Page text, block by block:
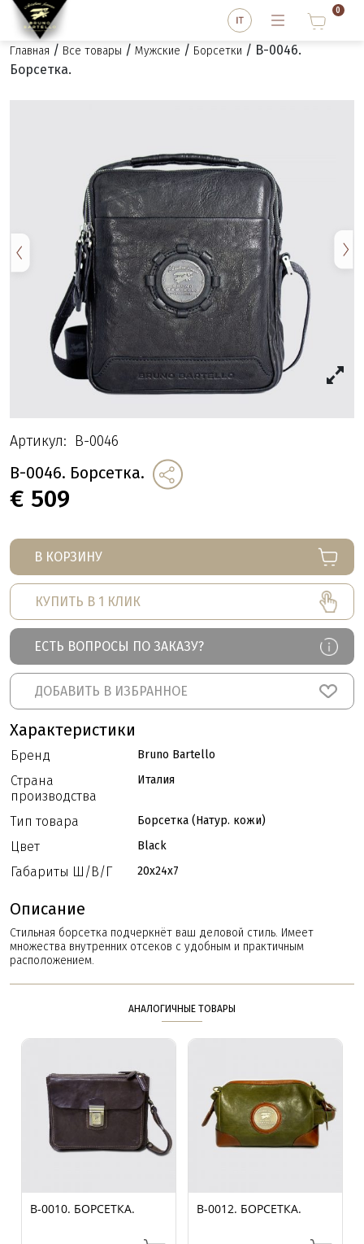
0
Главная / Все товары / Мужские / Борсетки / B-0046.
Борсетка.
Артикул: B-0046
B-0046. Борсетка.
€ 509
В КОРЗИНУ
КУПИТЬ В 1 КЛИК
ЕСТЬ ВОПРОСЫ ПО ЗАКАЗУ?
ДОБАВИТЬ В ИЗБРАННОЕ
Характеристики
Бренд Bruno Bartello
Страна
производства
Италия
Тип товара Борсетка (Натур. кожи)
Цвет Black
Габариты Ш/В/Г 20x24x7
Описание
Стильная борсетка подчеркнёт ваш деловой стиль. Имеет
множества внутренних отсеков с удобным и практичным
расположением.
АНАЛОГИЧНЫЕ ТОВАРЫ
B-0010. БОРСЕТКА. B-0012. БОРСЕТКА.